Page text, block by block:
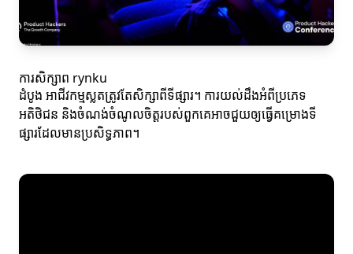
ការសិក្សាព rynku
ដំបូង អាជីវកម្មស្លតត្រូវតែសិក្សាពីទីផ្សារ។ ការយល់ដឹងអំពីប្រភេទ
អតិថិជន និងចំណង់ចំណូលចិត្តរបស់ពួកគេអាចជួយឲ្យធ្វើគម្រោងទី
ផ្សារដែលមានប្រសិទ្ធភាព។